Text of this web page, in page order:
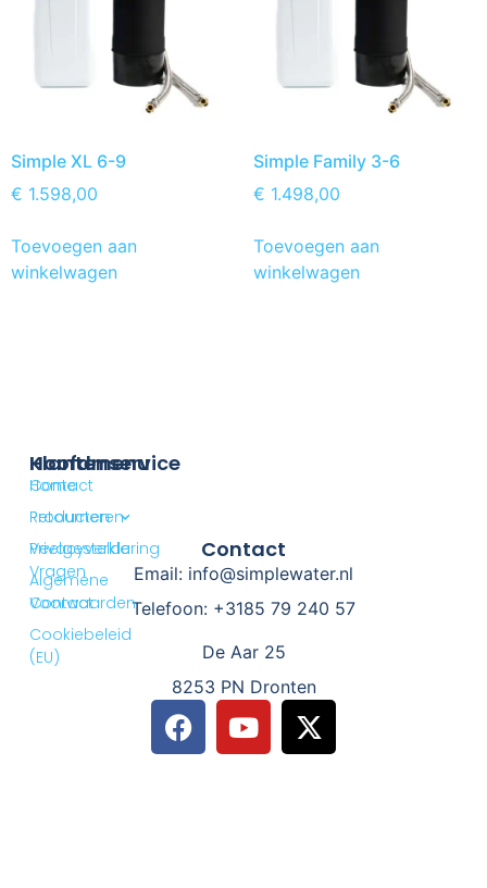
Simple XL 6-9
€ 1.598,00
Toevoegen aan
winkelwagen
Simple Family 3-6
€ 1.498,00
Toevoegen aan
winkelwagen
Klantenservice
Contact
Retourneren
Privacyverklaring
Algemene
Voorwaarden
Cookiebeleid
(EU)
Hoofdmenu
Home
Producten
Veelgestelde
Vragen
Contact
Contact
Email: info@simplewater.nl
Telefoon: +3185 79 240 57
De Aar 25
8253 PN Dronten